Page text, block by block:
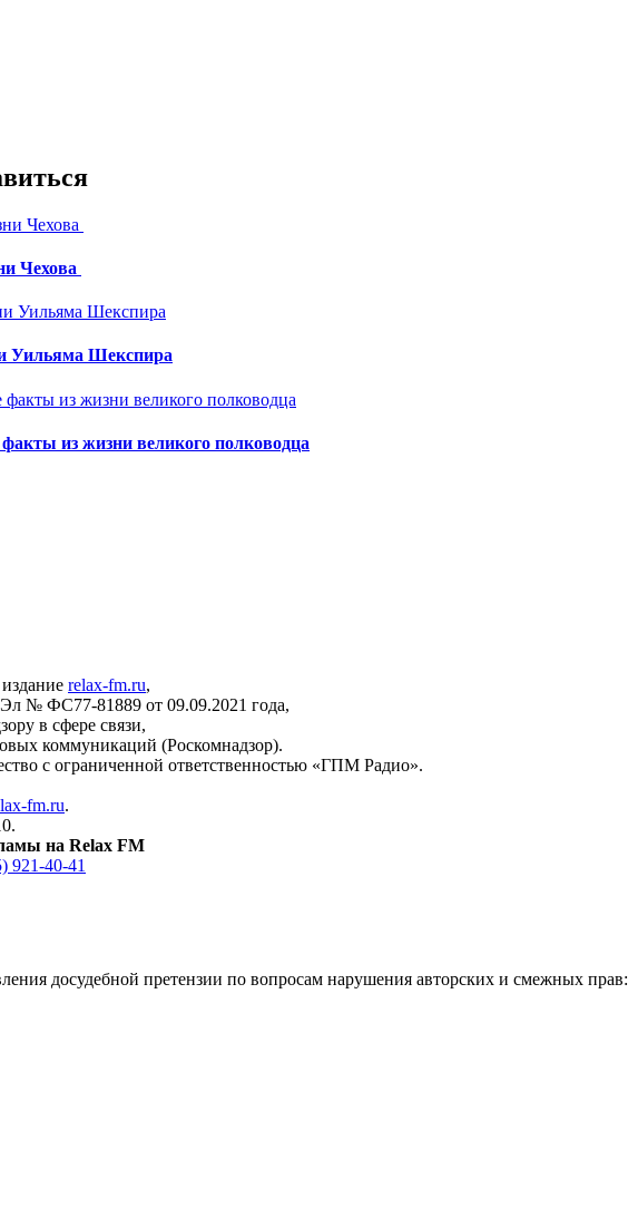
Чехова
Уильяма Шекспира
из жизни великого полководца
relax-fm.ru,
№ ФС77-81889 от 09.09.2021 года,
в сфере связи,
коммуникаций (Роскомнадзор).
с ограниченной ответственностью «ГПМ Радио».
fm.ru.
на Relax FM
921-40-41
досудебной претензии по вопросам нарушения авторских и смежных прав: